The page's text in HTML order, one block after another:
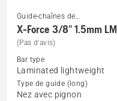
Voir
plus
de
détails
sur
Guide-chaînes de
tronçonneuses
X-Force 3/8" 1.5mm LM
(Pas d'avis)
Bar type
Laminated lightweight
Type de guide (long)
Nez avec pignon